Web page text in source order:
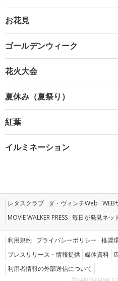
お花見
ゴールデンウィーク
花火大会
夏休み（夏祭り）
紅葉
イルミネーション
レタスクラブ ダ・ヴィンチWeb WEB
MOVIE WALKER PRESS 毎日が発見ネッ
利用規約 プライバシーポリシー 推奨
プレスリリース・情報提供 媒体資料
利用者情報の外部送信について